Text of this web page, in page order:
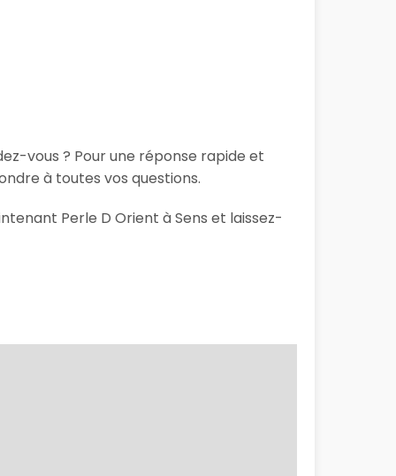
vous ? Pour une réponse rapide et
à toutes vos questions.
Perle D Orient à Sens et laissez-